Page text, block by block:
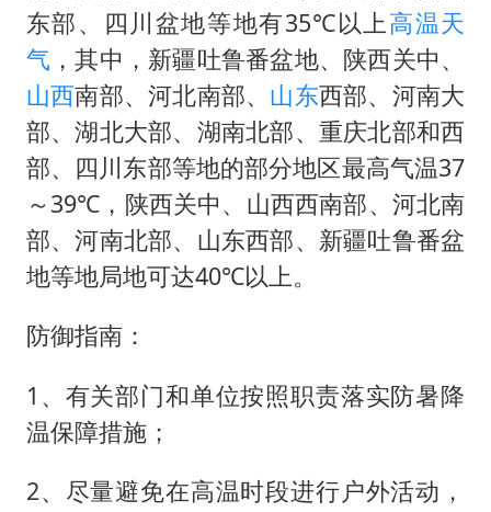
一周大涨超7% 金价为何突然上涨
生产也能“拼单”了
央视新主播李秋莹孙亚鹏亮相
情侣在平潭拍日出时坠崖致一死一伤
乐享全民健身 共筑健康中国
东部、四川盆地等地有35℃以上高温天
气 ，其中，新疆吐鲁番盆地、陕西关中、
山西南部、河北南部、 山东西部、河南大
部、湖北大部、湖南北部、重庆北部和西
部、四川东部等地的部分地区最高气温37
～39℃，陕西关中、山西西南部、河北南
部、河南北部、山东西部、新疆吐鲁番盆
地等地局地可达40℃以上。
防御指南：
1、有关部门和单位按照职责落实防暑降
温保障措施；
2、尽量避免在高温时段进行户外活动，